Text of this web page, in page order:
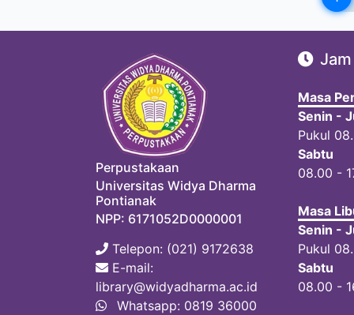
Perpustakaan
Universitas Widya Dharma
Pontianak
NPP: 6171052D0000001
Telepon: (021) 9172638
E-mail:
library@widyadharma.ac.id
Whatsapp: 0819 36000
Masa
Senin -
Pukul
Sabtu
08.00 -
Masa
Senin -
Pukul
Sabtu
08.00 -